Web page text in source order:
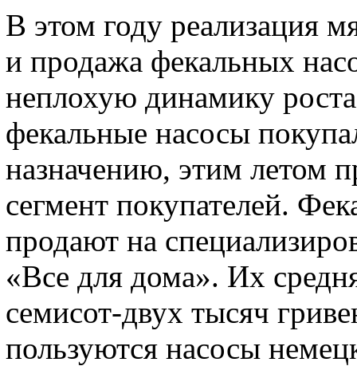
В этом году реализация
и продажа фекальных
неплохую динамику
фекальные насосы
назначению, этим летом
сегмент покупателей.
продают на
«Все для дома». Их
семисот-двух тысяч
пользуются насосы